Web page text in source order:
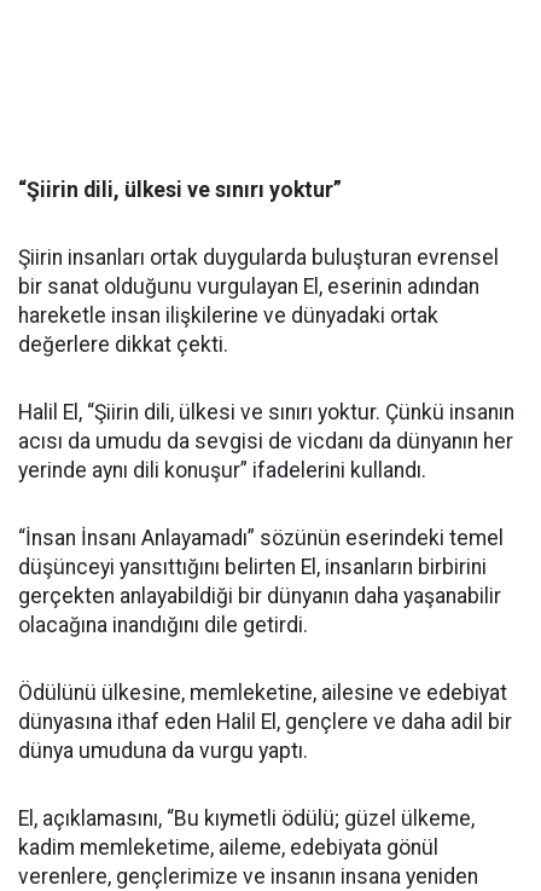
“Şiirin dili, ülkesi ve sınırı yoktur”
Şiirin insanları ortak duygularda buluşturan evrensel
bir sanat olduğunu vurgulayan El, eserinin adından
hareketle insan ilişkilerine ve dünyadaki ortak
değerlere dikkat çekti.
Halil El, “Şiirin dili, ülkesi ve sınırı yoktur. Çünkü insanın
acısı da umudu da sevgisi de vicdanı da dünyanın her
yerinde aynı dili konuşur” ifadelerini kullandı.
“İnsan İnsanı Anlayamadı” sözünün eserindeki temel
düşünceyi yansıttığını belirten El, insanların birbirini
gerçekten anlayabildiği bir dünyanın daha yaşanabilir
olacağına inandığını dile getirdi.
Ödülünü ülkesine, memleketine, ailesine ve edebiyat
dünyasına ithaf eden Halil El, gençlere ve daha adil bir
dünya umuduna da vurgu yaptı.
El, açıklamasını, “Bu kıymetli ödülü; güzel ülkeme,
kadim memleketime, aileme, edebiyata gönül
verenlere, gençlerimize ve insanın insana yeniden